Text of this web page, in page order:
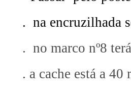
. na encruzilhada
. no marco nº8
. a cache está a 40